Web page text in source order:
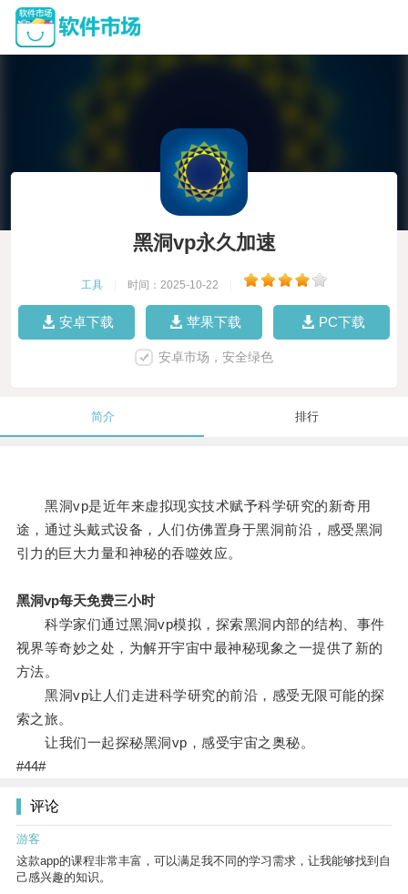
黑洞vp永久加速
工具 时间：2025-10-22
安卓下载 苹果下载 PC下载
安卓市场，安全绿色
简介 排行
黑洞vp是近年来虚拟现实技术赋予科学研究的新奇用
途，通过头戴式设备，人们仿佛置身于黑洞前沿，感受黑洞
引力的巨大力量和神秘的吞噬效应。
黑洞vp每天免费三小时
科学家们通过黑洞vp模拟，探索黑洞内部的结构、事件
视界等奇妙之处，为解开宇宙中最神秘现象之一提供了新的
方法。
黑洞vp让人们走进科学研究的前沿，感受无限可能的探
索之旅。
让我们一起探秘黑洞vp，感受宇宙之奥秘。
#44#
评论
游客
这款app的课程非常丰富，可以满足我不同的学习需求，让我能够找到自
己感兴趣的知识。